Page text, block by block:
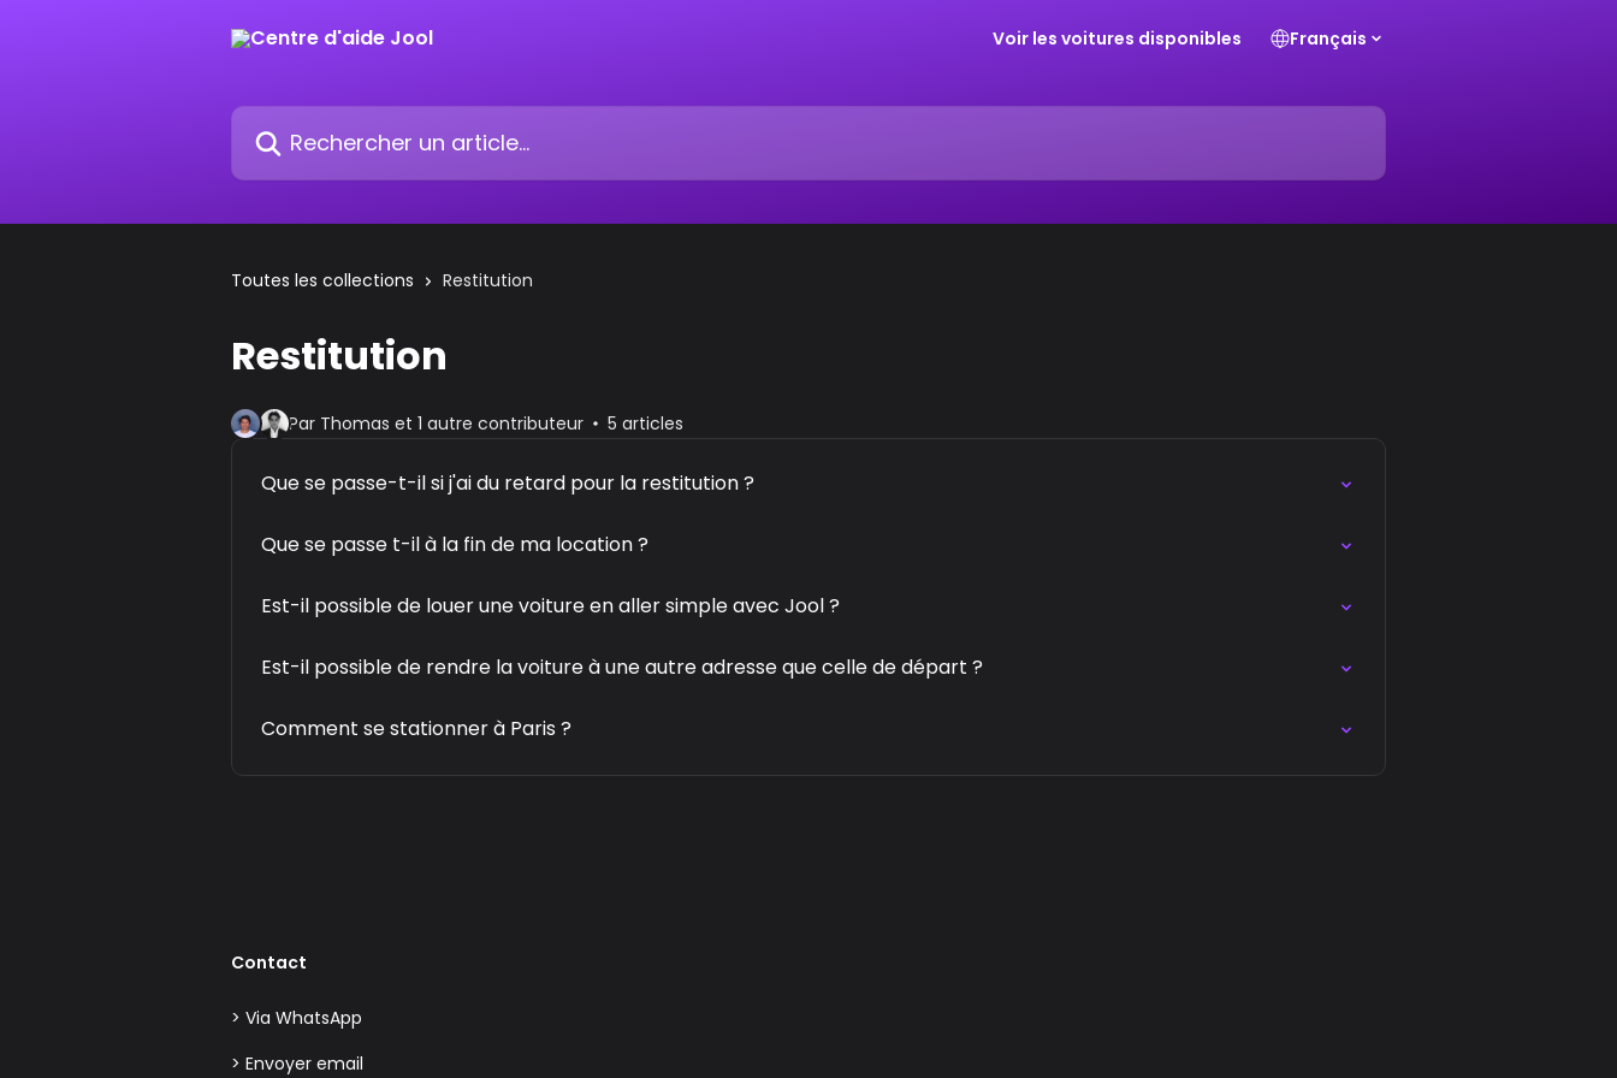
Voir les voitures disponibles Français
Rechercher un article...
Toutes les collections Restitution
Restitution
Par Thomas et 1 autre contributeur 5 articles
Que se passe-t-il si j'ai du retard pour la restitution ?
Que se passe t-il à la fin de ma location ?
Est-il possible de louer une voiture en aller simple avec Jool ?
Est-il possible de rendre la voiture à une autre adresse que celle de départ ?
Comment se stationner à Paris ?
Contact
> Via WhatsApp
> Envoyer email